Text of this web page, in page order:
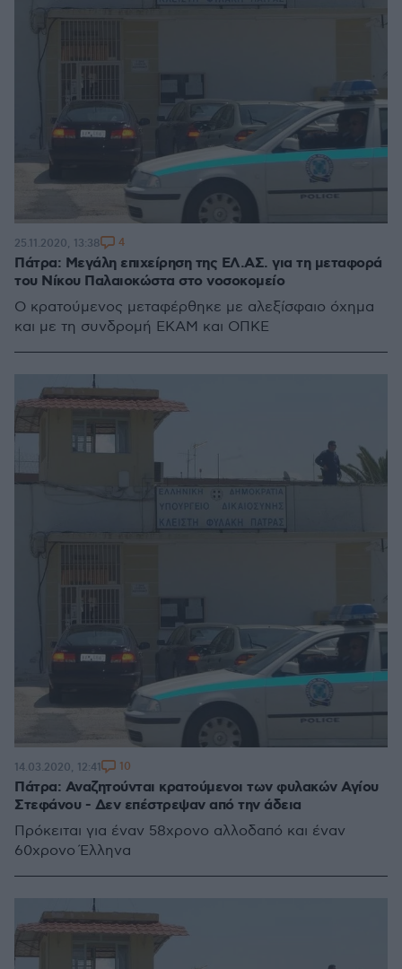
Πάτρα: Μεγάλη επιχείρηση της ΕΛ.ΑΣ. για τη μεταφορά
του Νίκου Παλαιοκώστα στο νοσοκομείο
Ο κρατούμενος μεταφέρθηκε με αλεξίσφαιο όχημα
και με τη συνδρομή ΕΚΑΜ και ΟΠΚΕ
25.11.2020, 13:38 4
Πάτρα: Αναζητούνται κρατούμενοι των φυλακών Αγίου
Στεφάνου - Δεν επέστρεψαν από την άδεια
Πρόκειται για έναν 58χρονο αλλοδαπό και έναν
60χρονο Έλληνα
14.03.2020, 12:41 10